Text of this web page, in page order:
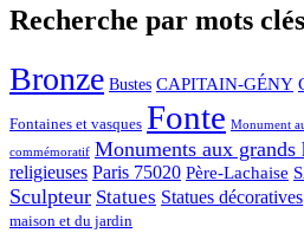
Recherche par mots
Bronze Bustes CAPITAIN-GÉNY
Fontaines et vasques Fonte Monument
commémoratif Monuments aux grands
religieuses Paris 75020 Père-Lachaise
Sculpteur Statues Statues décoratives
maison et du jardin